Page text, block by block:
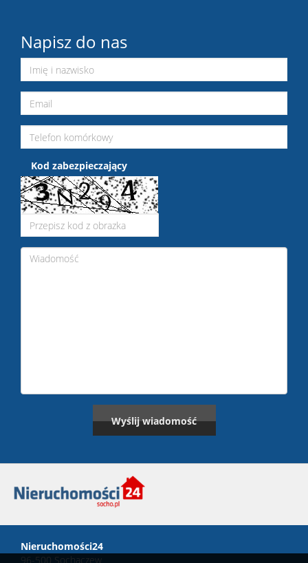
Napisz do nas
Kod zabezpieczający
Nieruchomości24
96-500 Sochaczew